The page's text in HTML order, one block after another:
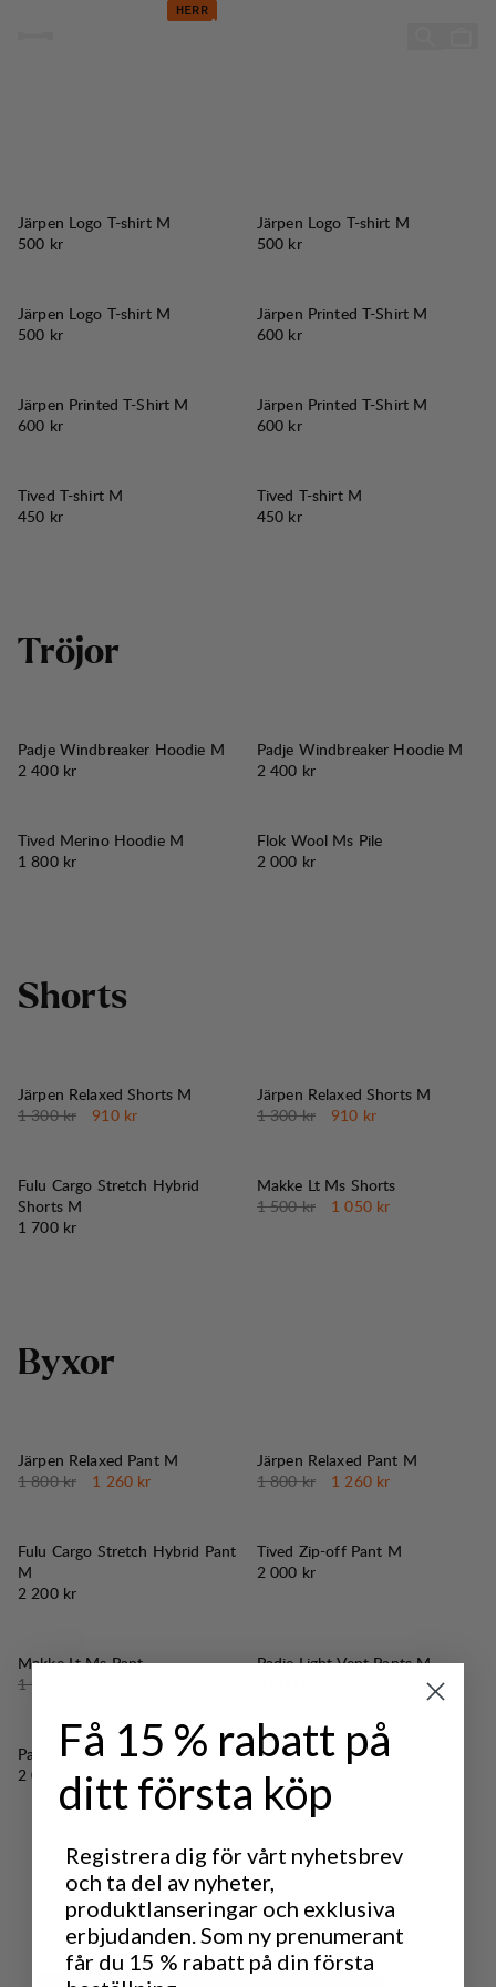
Kampanj - Sommarens favoriter - Herr
HERR
Järpen Logo T-shirt M
Pris:
500 kr
Järpen Logo T-shirt M
Pris:
500 kr
Järpen Logo T-shirt M
Pris:
500 kr
Järpen Printed T-Shirt M
Pris:
600 kr
Järpen Printed T-Shirt M
Pris:
600 kr
Järpen Printed T-Shirt M
Pris:
600 kr
Tived T-shirt M
Pris:
450 kr
Tived T-shirt M
Pris:
450 kr
Tröjor
Padje Windbreaker Hoodie M
Pris:
2 400 kr
Padje Windbreaker Hoodie M
Pris:
2 400 kr
Tived Merino Hoodie M
Pris:
1 800 kr
Flok Wool Ms Pile
Pris:
2 000 kr
Shorts
REA
Järpen Relaxed Shorts M
Originalpris:
1 300 kr Reapris
910 kr
REA
Järpen Relaxed Shorts M
Originalpris:
1 300 kr Reapris
910 kr
Fulu Cargo Stretch Hybrid
Shorts M
Pris:
1 700 kr
REA:
Makke Lt Ms Shorts
Originalpris:
1 500 kr Reapris:
1 050 kr
Byxor
REA
Järpen Relaxed Pant M
Originalpris:
1 800 kr Reapris:
1 260 kr
REA
Järpen Relaxed Pant M
Originalpris:
1 800 kr Reapris:
1 260 kr
Fulu Cargo Stretch Hybrid Pant
M
Pris:
2 200 kr
Tived Zip-off Pant M
Pris:
2 000 kr
REA:
Makke Lt Ms Pant
Originalpris:
1 900 kr
Padje Light Vent Pants M
Padje Light Vent Pants M
Pris:
2 000 kr
Få 15 % rabatt på
ditt första köp
Registrera dig för vårt nyhetsbrev
och ta del av nyheter,
produktlanseringar och exklusiva
erbjudanden. Som ny prenumerant
får du 15 % rabatt på din första